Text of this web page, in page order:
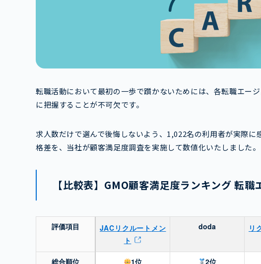
転職活動において最初の一歩で躓かないためには、各転職エー
に把握することが不可欠です。
求人数だけで選んで後悔しないよう、1,022名の利用者が実際
格差を、当社が顧客満足度調査を実施して数値化いたしました。
【比較表】GMO顧客満足度ランキング 転職
評価項目
JACリクルートメン
ト
doda
リ
総合順位 1位 2位